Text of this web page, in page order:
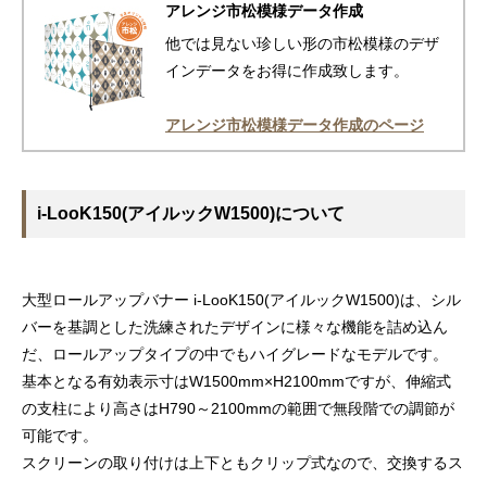
アレンジ市松模様データ作成
他では見ない珍しい形の市松模様のデザ
インデータをお得に作成致します。
アレンジ市松模様データ作成のページ
i-LooK150(アイルックW1500)について
大型ロールアップバナー i-LooK150(アイルックW1500)は、シル
バーを基調とした洗練されたデザインに様々な機能を詰め込ん
だ、ロールアップタイプの中でもハイグレードなモデルです。
基本となる有効表示寸はW1500mm×H2100mmですが、伸縮式
の支柱により高さはH790～2100mmの範囲で無段階での調節が
可能です。
スクリーンの取り付けは上下ともクリップ式なので、交換するス